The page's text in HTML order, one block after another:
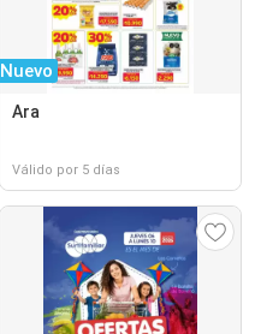
Nuevo
Ara
Válido por 5 días